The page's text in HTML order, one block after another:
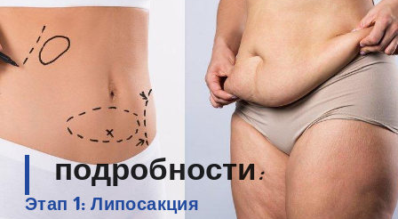
подробности:
Этап 1: Липосакция